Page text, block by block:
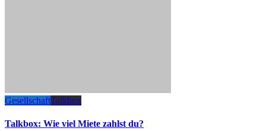
GesellschaftTalkbox
Talkbox: Wie viel Miete zahlst du?